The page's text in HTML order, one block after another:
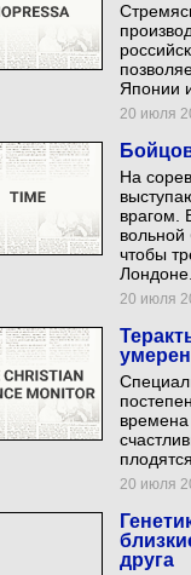
Японии
20 июля
На
врагом.
чтобы
20 июля
времена
20 июля
друга